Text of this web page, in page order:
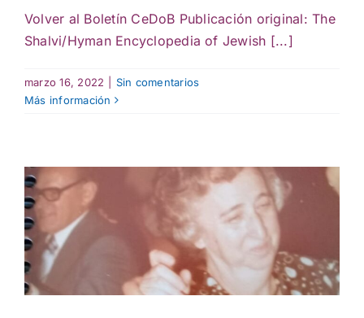
Volver al Boletín CeDoB Publicación original: The
Shalvi/Hyman Encyclopedia of Jewish [...]
marzo 16, 2022
Sin comentarios
Más información